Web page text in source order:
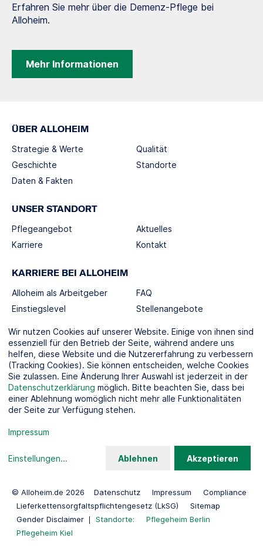
Erfahren Sie mehr über die Demenz-Pflege bei
Alloheim.
Mehr Informationen
ÜBER ALLOHEIM
Strategie & Werte
Geschichte
Daten & Fakten
Qualität
Standorte
UNSER STANDORT
Pflegeangebot
Karriere
Aktuelles
Kontakt
KARRIERE BEI ALLOHEIM
Alloheim als Arbeitgeber
Einstiegslevel
FAQ
Stellenangebote
SOCIAL MEDIA
KOOPERATIONSPARTNER
© Alloheim.de 2026 Datenschutz Impressum
Compliance
Lieferkettensorgfaltspflichtengesetz (LkSG)
Sitemap
Gender Disclaimer
Standorte:
Pflegeheim Berlin
Pflegeheim Kiel
Wir nutzen Cookies auf unserer Website. Einige von ihnen sind
essenziell für den Betrieb der Seite, während andere uns
helfen, diese Website und die Nutzererfahrung zu verbessern
(Tracking Cookies). Sie können entscheiden, welche Cookies
Sie zulassen. Eine Änderung Ihrer Auswahl ist jederzeit in der
Datenschutzerklärung möglich. Bitte beachten Sie, dass bei
einer Ablehnung womöglich nicht mehr alle Funktionalitäten
der Seite zur Verfügung stehen.
Impressum
Einstellungen... Ablehnen Akzeptieren